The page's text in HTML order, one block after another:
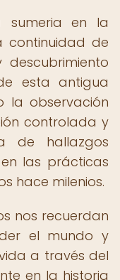
sumeria en la
continuidad de
esta antigua
la observación
controlada y
de hallazgos
las prácticas
hace milenios.
nos recuerdan
el mundo y
a través del
en la historia